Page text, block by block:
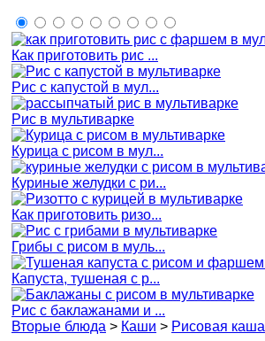
Как приготовить рис ...
Рис с капустой в мул...
Рис в мультиварке
Курица с рисом в мул...
Куриные желудки с ри...
Как приготовить ризо...
Грибы с рисом в муль...
Капуста, тушеная с р...
Рис с баклажанами и ...
Вторые блюда > Каши > Рисовая каша